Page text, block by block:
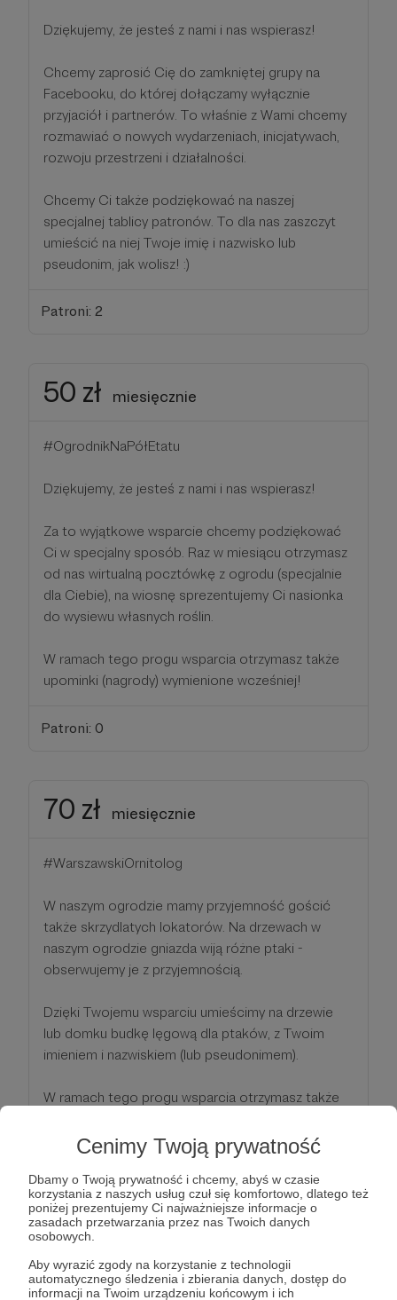
Cenimy Twoją prywatność
Dbamy o Twoją prywatność i chcemy, abyś w czasie
korzystania z naszych usług czuł się komfortowo, dlatego też
poniżej prezentujemy Ci najważniejsze informacje o
zasadach przetwarzania przez nas Twoich danych
osobowych.
Aby wyrazić zgody na korzystanie z technologii
automatycznego śledzenia i zbierania danych, dostęp do
informacji na Twoim urządzeniu końcowym i ich
Dziękujemy, że jesteś z nami i nas wspierasz!
Chcemy zaprosić Cię do zamkniętej grupy na
Facebooku, do której dołączamy wyłącznie
przyjaciół i partnerów. To właśnie z Wami chcemy
rozmawiać o nowych wydarzeniach, inicjatywach,
rozwoju przestrzeni i działalności.
Chcemy Ci także podziękować na naszej
specjalnej tablicy patronów. To dla nas zaszczyt
umieścić na niej Twoje imię i nazwisko lub
pseudonim, jak wolisz! :)
Patroni: 2
50 zł miesięcznie
#OgrodnikNaPółEtatu
Dziękujemy, że jesteś z nami i nas wspierasz!
Za to wyjątkowe wsparcie chcemy podziękować
Ci w specjalny sposób. Raz w miesiącu otrzymasz
od nas wirtualną pocztówkę z ogrodu (specjalnie
dla Ciebie), na wiosnę sprezentujemy Ci nasionka
do wysiewu własnych roślin.
W ramach tego progu wsparcia otrzymasz także
upominki (nagrody) wymienione wcześniej!
Patroni: 0
70 zł miesięcznie
#WarszawskiOrnitolog
W naszym ogrodzie mamy przyjemność gościć
także skrzydlatych lokatorów. Na drzewach w
naszym ogrodzie gniazda wiją różne ptaki -
obserwujemy je z przyjemnością.
Dzięki Twojemu wsparciu umieścimy na drzewie
lub domku budkę lęgową dla ptaków, z Twoim
imieniem i nazwiskiem (lub pseudonimem).
W ramach tego progu wsparcia otrzymasz także
100 zł